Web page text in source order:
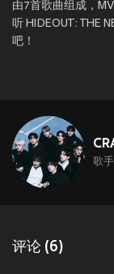
由7首歌曲组成，
听 HIDEOUT: THE
吧！
歌
评论 (6)